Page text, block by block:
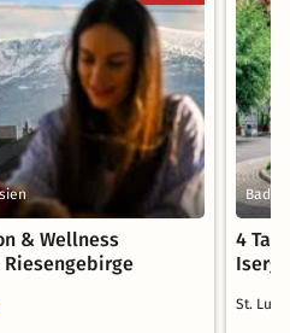
& Wellness
Bad
4
St.